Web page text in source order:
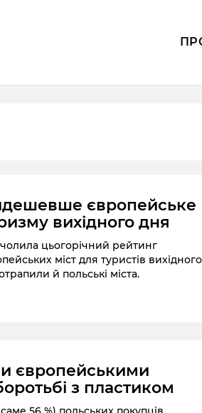
європейське
вихідного дня
цьогорічний рейтинг
міст для туристів вихідного
й польські міста.
європейськими
з пластиком